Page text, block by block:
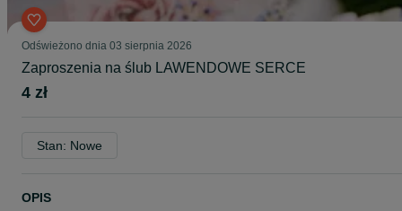
Odświeżono dnia 03 sierpnia 2026
Zaproszenia na ślub LAWENDOWE SERCE
4 zł
Stan: Nowe
OPIS